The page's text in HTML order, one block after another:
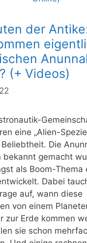
der
(+ Videos)
eine „Alien-
Die
bekannt gemacht
als Boom-Thema
Dabei
auf, wann diese
von einem
zur Erde kommen
sie schon